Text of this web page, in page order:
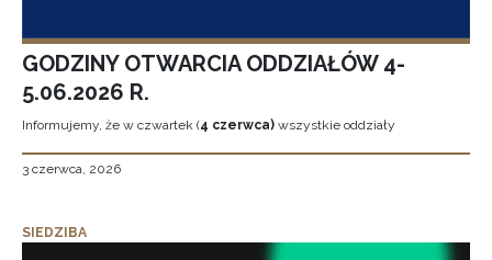
GODZINY OTWARCIA ODDZIAŁÓW 4-
5.06.2026 R.
Informujemy, że w czwartek (4 czerwca) wszystkie oddziały
3 czerwca, 2026
SIEDZIBA